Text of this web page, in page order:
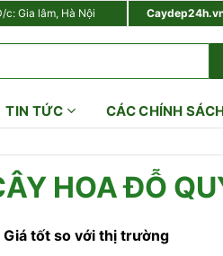
c: Gia lâm, Hà Nội
TIN TỨC CÁC CHÍNH
HOA ĐỖ
Giá tốt so với thị trường